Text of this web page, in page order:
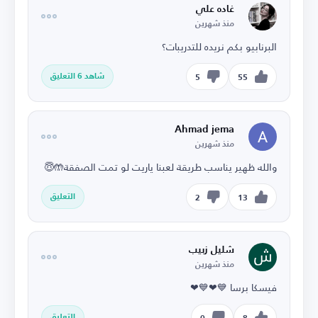
غاده علي
منذ شهرين
البرنابيو بكم نريده للتدريبات؟
55
5 شاهد 6 التعليق
Ahmad jema
منذ شهرين
والله ظهير يناسب طريقة لعبنا ياريت لو تمت الصفقة🤲😇
13
2 التعليق
شليل زبيب
منذ شهرين
فيسكا برسا 💙❤💙❤